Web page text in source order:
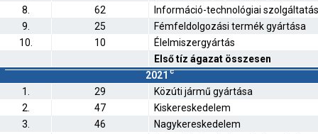
8.
62
Információ-technológiai szolgáltatás
9.
25
Fémfeldolgozási termék gyártása
10.
10
Élelmiszergyártás
Első tíz ágazat összesen
2021 c
1. 29
Közúti jármű gyártása
2.
47
Kiskereskedelem
3.
46
Nagykereskedelem